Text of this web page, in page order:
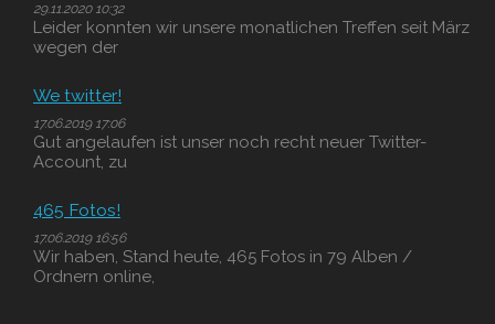
29.11.2020 10:32
Leider konnten wir unsere monatlichen Treffen seit März
wegen der
We twitter!
17.06.2019 17:06
Gut angelaufen ist unser noch recht neuer Twitter-
Account, zu
465 Fotos!
17.06.2019 16:56
Wir haben, Stand heute, 465 Fotos in 79 Alben /
Ordnern online,